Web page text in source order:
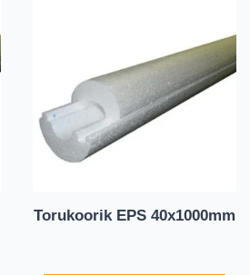
Torukoorik EPS 40x1000mm